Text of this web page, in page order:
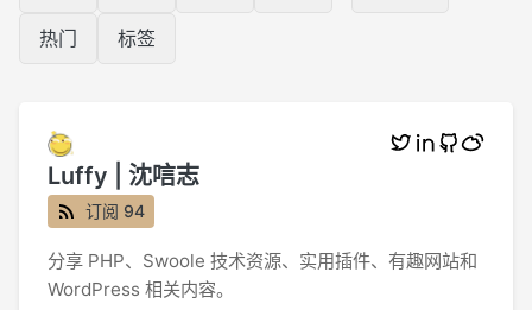
热门 标签
Luffy | 沈唁志
订阅 94
分享 PHP、Swoole 技术资源、实用插件、有趣网站和
WordPress 相关内容。